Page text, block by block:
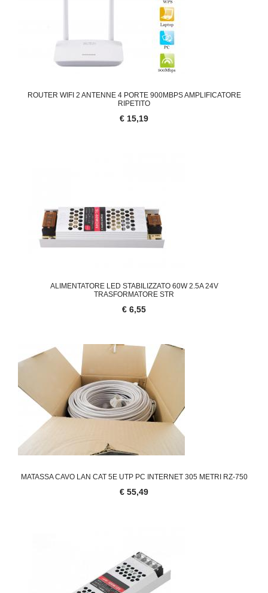
ROUTER WIFI 2 ANTENNE 4 PORTE 900MBPS AMPLIFICATORE
RIPETITO
€ 15,19
ALIMENTATORE LED STABILIZZATO 60W 2.5A 24V
TRASFORMATORE STR
€ 6,55
MATASSA CAVO LAN CAT 5E UTP PC INTERNET 305 METRI RZ-750
€ 55,49